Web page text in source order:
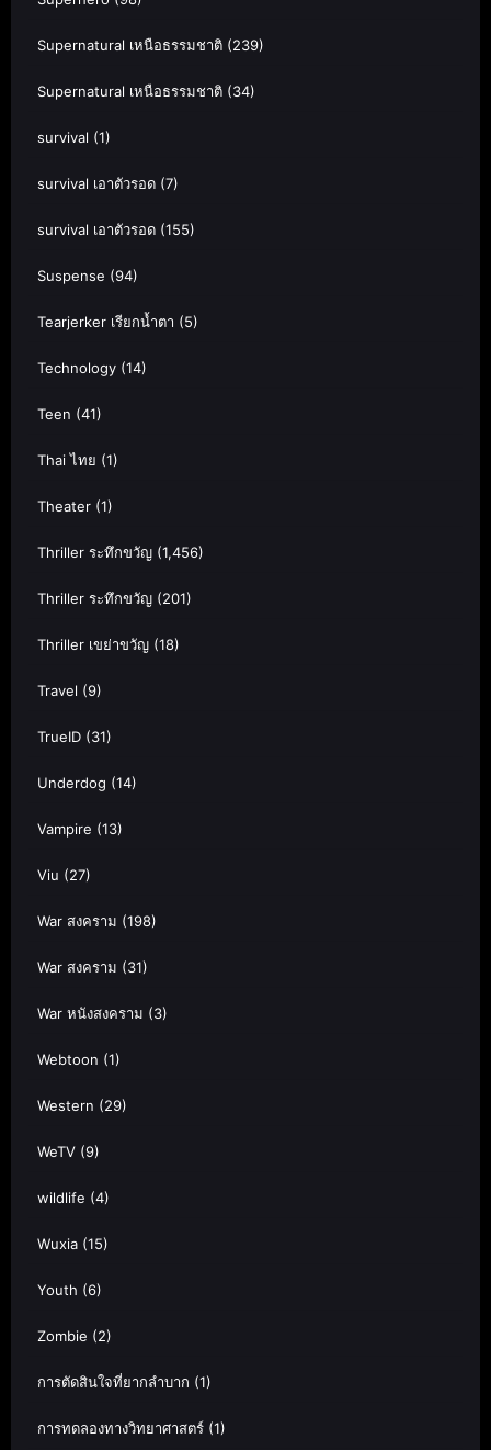
Supernatural เหนือธรรมชาติ (239)
Supernatural เหนือธรรมชาติ (34)
survival (1)
survival เอาตัวรอด (7)
survival เอาตัวรอด (155)
Suspense (94)
Tearjerker เรียกน้ำตา (5)
Technology (14)
Teen (41)
Thai ไทย (1)
Theater (1)
Thriller ระทึกขวัญ (1,456)
Thriller ระทึกขวัญ (201)
Thriller เขย่าขวัญ (18)
Travel (9)
TrueID (31)
Underdog (14)
Vampire (13)
Viu (27)
War สงคราม (198)
War สงคราม (31)
War หนังสงคราม (3)
Webtoon (1)
Western (29)
WeTV (9)
wildlife (4)
Wuxia (15)
Youth (6)
Zombie (2)
การตัดสินใจที่ยากลำบาก (1)
การทดลองทางวิทยาศาสตร์ (1)